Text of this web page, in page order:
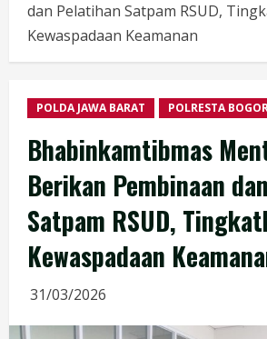
dan Pelatihan Satpam RSUD,
Kewaspadaan Keamanan
POLDA JAWA BARAT POLRESTA
Bhabinkamtibmas
Berikan Pembinaan
Satpam RSUD,
Kewaspadaan
31/03/2026